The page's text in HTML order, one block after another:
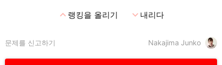
expand_less랭킹을 올리기 expand_more내리다
Nakajima Junko
문제를 신고하기